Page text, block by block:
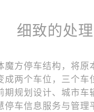
细致的处
魔方停车结构，将
成两个车位，三个
期规划设计、城市
停车信息服务与管理